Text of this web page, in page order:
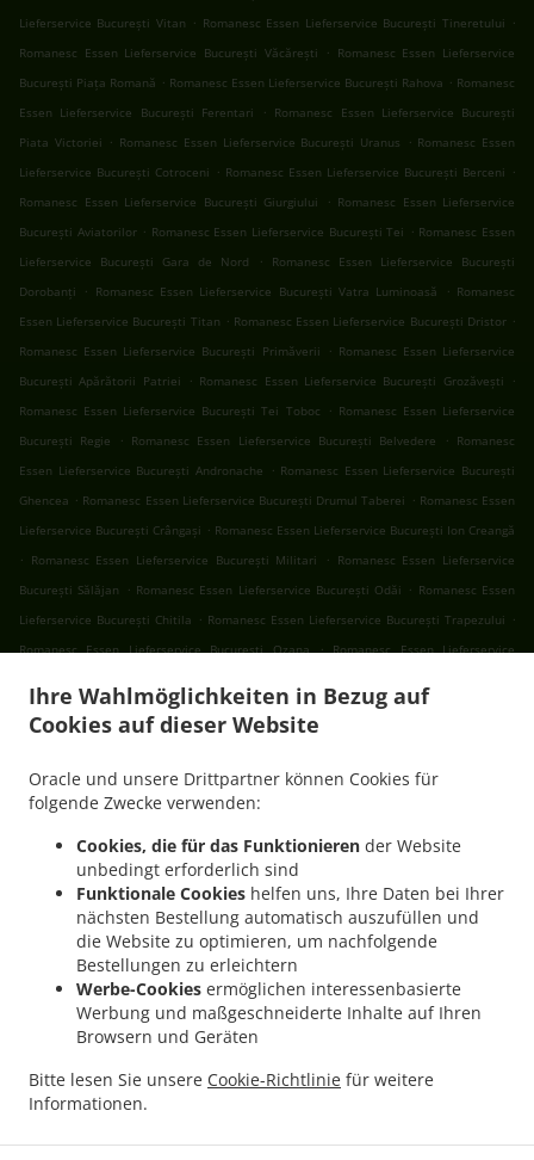
Ihre Wahlmöglichkeiten in Bezug auf
Cookies auf dieser Website
Oracle und unsere Drittpartner können Cookies für
folgende Zwecke verwenden:
Cookies, die für das Funktionieren der Website
unbedingt erforderlich sind
Funktionale Cookies helfen uns, Ihre Daten bei Ihrer
nächsten Bestellung automatisch auszufüllen und
die Website zu optimieren, um nachfolgende
Bestellungen zu erleichtern
Werbe-Cookies ermöglichen interessenbasierte
Werbung und maßgeschneiderte Inhalte auf Ihren
Browsern und Geräten
Bitte lesen Sie unsere Cookie-Richtlinie für weitere
Informationen.
Lieferservice București Vitan . Romanesc Essen Lieferservice București Tineretului .
Romanesc Essen Lieferservice București Văcărești
. Romanesc Essen Lieferservice
București Piața Romană . Romanesc Essen Lieferservice București Rahova . Romanesc
Essen Lieferservice București Ferentari
. Romanesc Essen Lieferservice București
Piata Victoriei . Romanesc Essen Lieferservice București Uranus . Romanesc Essen
Lieferservice București Cotroceni . Romanesc Essen Lieferservice București Berceni .
Romanesc Essen Lieferservice București Giurgiului
. Romanesc Essen Lieferservice
București Aviatorilor . Romanesc Essen Lieferservice București Tei . Romanesc Essen
Lieferservice București Gara de Nord
.
Romanesc Essen Lieferservice București
Dorobanți
. Romanesc Essen Lieferservice București Vatra Luminoasă . Romanesc
Essen Lieferservice București Titan . Romanesc Essen Lieferservice București Dristor .
Romanesc Essen Lieferservice București Primăverii
. Romanesc Essen Lieferservice
București Apărătorii Patriei
. Romanesc Essen Lieferservice București Grozăvești
.
Romanesc Essen Lieferservice București Tei Toboc
. Romanesc Essen Lieferservice
București Regie
. Romanesc Essen Lieferservice București Belvedere . Romanesc
Essen Lieferservice București Andronache
. Romanesc Essen Lieferservice București
Ghencea . Romanesc Essen Lieferservice București Drumul Taberei . Romanesc Essen
Lieferservice București Crângași . Romanesc Essen Lieferservice București Ion Creangă
. Romanesc Essen Lieferservice București Militari . Romanesc Essen Lieferservice
București Sălăjan
. Romanesc Essen Lieferservice București Odăi . Romanesc Essen
Lieferservice București Chitila . Romanesc Essen Lieferservice București Trapezului .
Romanesc Essen Lieferservice București Ozana
. Romanesc Essen Lieferservice
Romanesc Essen Lieferservice București Aviației
. Romanesc Essen Lieferservice
.
Essen Lieferservice București Băneasa
Romanesc Essen Lieferservice București
Sector 3
Romanesc Essen Lieferservice București Sector 4
Romanesc Essen Lieferservice București Sector 5
.
București Sector 6
Romanesc Essen Lieferservice București Fundeni
Romanesc
Essen Lieferservice București .
Romanesc Essen Lieferservice Popești-Leordeni Sector
Romanesc Essen Lieferservice Popești-Leordeni Sector 4 . Romanesc Essen
Lieferservice Popești-Leordeni
.
Romanesc Essen Lieferservice Dobroești Sector 2
. Romanesc Essen Lieferservice
. Romanesc Essen Lieferservice Voluntari Pipera
Essen Lieferservice Măgurele